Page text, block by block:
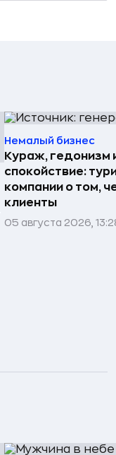
Немалый бизнес
Кураж, гедонизм
спокойствие:
компании о том,
клиенты
05 августа 2026,